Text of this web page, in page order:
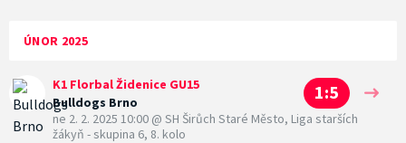
ÚNOR 2025
K1 Florbal Židenice GU15
Bulldogs Brno
1:5
ne 2. 2. 2025 10:00 @ SH Širůch Staré Město, Liga starších
žákyň - skupina 6, 8. kolo